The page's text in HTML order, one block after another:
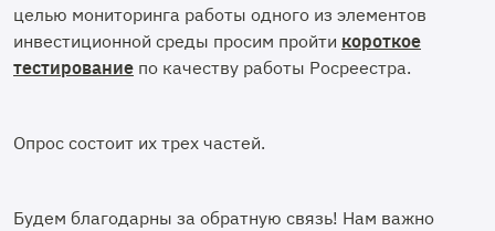
целью мониторинга работы одного из элементов
инвестиционной среды просим пройти короткое
тестирование по качеству работы Росреестра.
Опрос состоит их трех частей.
Будем благодарны за обратную связь! Нам важно